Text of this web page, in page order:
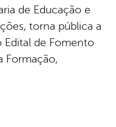
de Educação e
torna pública a
Edital de Fomento
Formação,